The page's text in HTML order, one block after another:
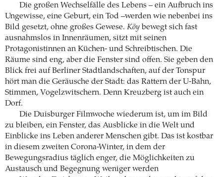
Die großen Wechselfälle des Lebens – ein Aufbruch ins
Ungewisse, eine Geburt, ein Tod –werden wie nebenbei ins
Bild gesetzt, ohne großes Gewese. Köy bewegt sich fast
ausnahmslos in Innenräumen, sitzt mit seinen
Protagonistinnen an Küchen- und Schreibtischen. Die
Räume sind eng, aber die Fenster sind offen. Sie geben den
Blick frei auf Berliner Stadtlandschaften, auf der Tonspur
hört man die Geräusche der Stadt: das Rattern der U-Bahn,
Stimmen, Vogelzwitschern. Denn Kreuzberg ist auch ein
Dorf.
Die Duisburger Filmwoche wiederum ist, um im Bild
zu bleiben, ein Fenster, das Ausblicke in die Welt und
Einblicke ins Leben anderer Menschen gibt. Das ist kostbar
in diesem zweiten Corona-Winter, in dem der
Bewegungsradius täglich enger, die Möglichkeiten zu
Austausch und Begegnung weniger werden